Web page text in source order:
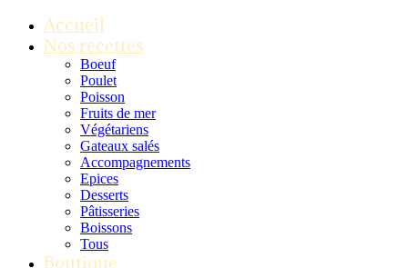
Accueil
Nos recettes
Boeuf
Poulet
Poisson
Fruits de mer
Végétariens
Gateaux salés
Accompagnements
Epices
Desserts
Pâtisseries
Boissons
Tous
Boutique